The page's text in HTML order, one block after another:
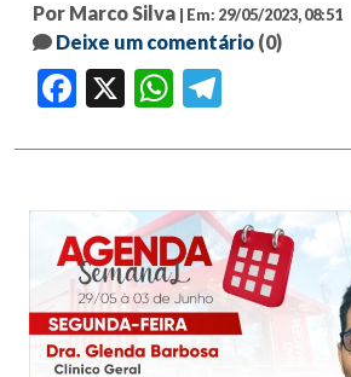
Por Marco Silva | Em: 29/05/2023, 08:51
Deixe um comentário (0)
Facebook WhatsApp